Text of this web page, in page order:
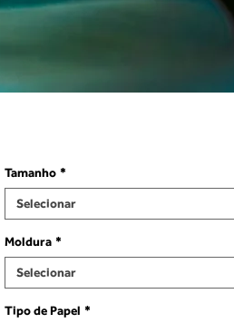
Tamanho *
Selecionar
Moldura *
Selecionar
Tipo de Papel *